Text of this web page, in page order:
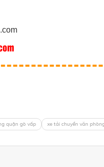
quận gò vấp xe tải chuyển văn